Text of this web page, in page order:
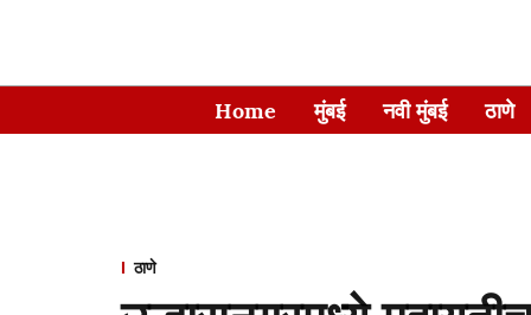
Home मुंबई नवी मुंबई ठाणे
ठाणे